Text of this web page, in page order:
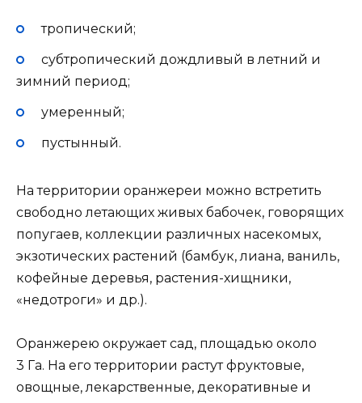
тропический;
субтропический дождливый в летний и
зимний период;
умеренный;
пустынный.
На территории оранжереи можно встретить
свободно летающих живых бабочек, говорящих
попугаев, коллекции различных насекомых,
экзотических растений (бамбук, лиана, ваниль,
кофейные деревья, растения-хищники,
«недотроги» и др.).
Оранжерею окружает сад, площадью около
3 Га. На его территории растут фруктовые,
овощные, лекарственные, декоративные и